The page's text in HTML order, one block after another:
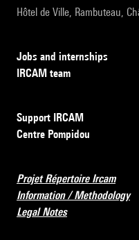
Hôtel de Ville, Rambuteau,
Jobs and internships
IRCAM team
Support IRCAM
Centre Pompidou
Projet Répertoire Ircam
Information / Methodology
Legal Notes